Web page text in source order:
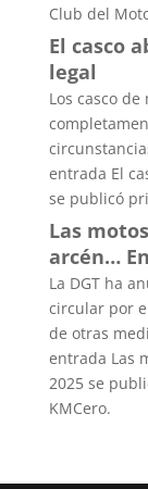
Club del
El casco
legal
Los casco
entrada El
se publicó
Las
arcén…
La DGT ha
circular por
de otras
entrada Las
2025 se
KMCero.